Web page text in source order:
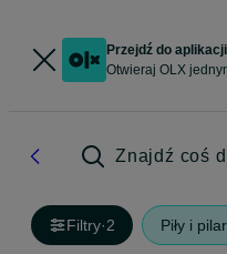
Przejdź do aplikacji
Otwieraj OLX
Znajdź coś
Filtry·2 Piły i